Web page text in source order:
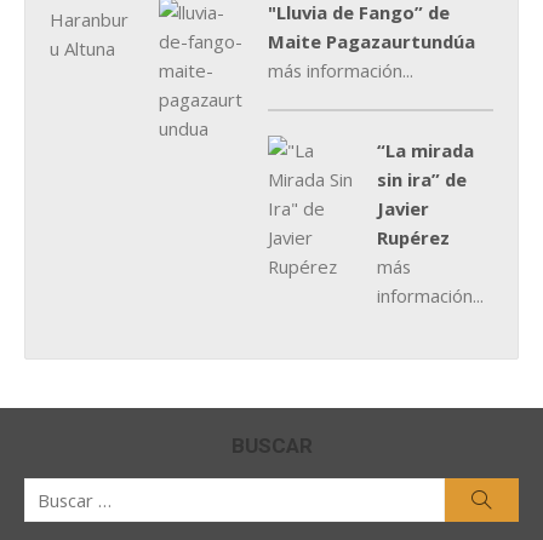
"Lluvia de Fango” de
Maite Pagazaurtundúa
más información...
“La mirada
sin ira” de
Javier
Rupérez
más
información...
BUSCAR